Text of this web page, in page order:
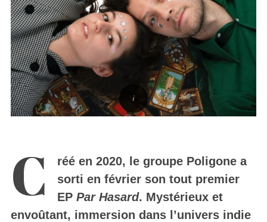
C
réé en 2020, le groupe Poligone a
sorti en février son tout premier
EP Par Hasard. Mystérieux et
envoûtant, immersion dans l’univers indie